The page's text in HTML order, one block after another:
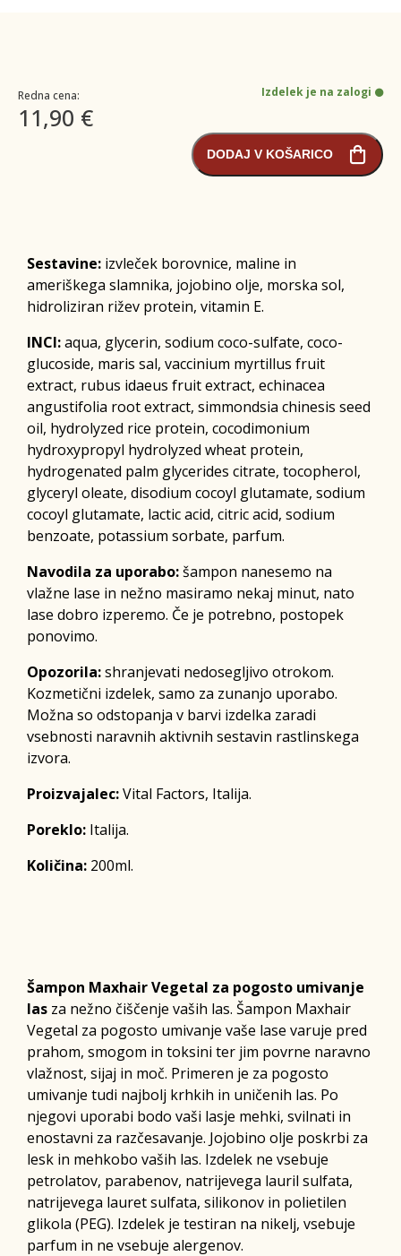
Redna cena:
11,90 €
Izdelek je na zalogi
DODAJ V KOŠARICO
Sestavine: izvleček borovnice, maline in
ameriškega slamnika, jojobino olje, morska sol,
hidroliziran rižev protein, vitamin E.
INCI:aqua, glycerin, sodium coco-sulfate, coco-
glucoside, maris sal, vaccinium myrtillus fruit
extract, rubus idaeus fruit extract, echinacea
angustifolia root extract, simmondsia chinesis seed
oil, hydrolyzed rice protein, cocodimonium
hydroxypropyl hydrolyzed wheat protein,
hydrogenated palm glycerides citrate, tocopherol,
glyceryl oleate, disodium cocoyl glutamate, sodium
cocoyl glutamate, lactic acid, citric acid, sodium
benzoate, potassium sorbate, parfum.
Navodila za uporabo:šampon nanesemo na
vlažne lase in nežno masiramo nekaj minut, nato
lase dobro izperemo. Če je potrebno, postopek
ponovimo.
Opozorila:shranjevati nedosegljivo otrokom.
Kozmetični izdelek, samo za zunanjo uporabo.
Možna so odstopanja v barvi izdelka zaradi
vsebnosti naravnih aktivnih sestavin rastlinskega
izvora.
Proizvajalec:Vital Factors, Italija.
Poreklo: Italija.
Količina: 200ml.
Šampon Maxhair Vegetal za pogosto umivanje
las za nežno čiščenje vaših las. Šampon Maxhair
Vegetal za pogosto umivanje vaše lase varuje pred
prahom, smogom in toksini ter jim povrne naravno
vlažnost, sijaj in moč. Primeren je za pogosto
umivanje tudi najbolj krhkih in uničenih las. Po
njegovi uporabi bodo vaši lasje mehki, svilnati in
enostavni za razčesavanje. Jojobino olje poskrbi za
lesk in mehkobo vaših las. Izdelek ne vsebuje
petrolatov, parabenov, natrijevega lauril sulfata,
natrijevega lauret sulfata, silikonov in polietilen
glikola (PEG). Izdelek je testiran na nikelj, vsebuje
parfum in ne vsebuje alergenov.